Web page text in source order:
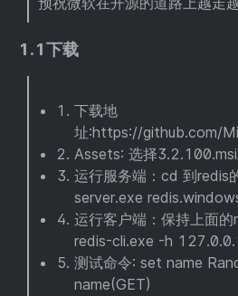
1.1下载
下载地
址:https://github.com/
Assets: 选择
运行服务端：cd 到redis
server.exe
运行客户端：保持上面的
redis-cli.exe -h
测试命令: set name
name(GET)